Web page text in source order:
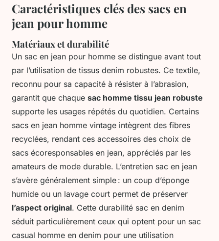
Caractéristiques clés des sacs en
jean pour homme
Matériaux et durabilité
Un sac en jean pour homme se distingue avant tout
par l’utilisation de tissus denim robustes. Ce textile,
reconnu pour sa capacité à résister à l’abrasion,
garantit que chaque sac homme tissu jean robuste
supporte les usages répétés du quotidien. Certains
sacs en jean homme vintage intègrent des fibres
recyclées, rendant ces accessoires des choix de
sacs écoresponsables en jean, appréciés par les
amateurs de mode durable. L’entretien sac en jean
s’avère généralement simple : un coup d’éponge
humide ou un lavage court permet de préserver
l’aspect original. Cette durabilité sac en denim
séduit particulièrement ceux qui optent pour un sac
casual homme en denim pour une utilisation